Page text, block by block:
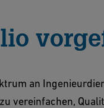
an
vereinfachen,